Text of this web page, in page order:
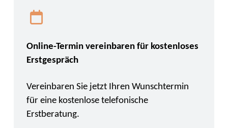
Online-Termin vereinbaren für kostenloses
Erstgespräch
Vereinbaren Sie jetzt Ihren Wunschtermin
für eine kostenlose telefonische
Erstberatung.